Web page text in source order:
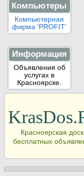
Компьютеры
Компьютерная
фирма 'PROFIT'
Информация
Объявления об
услугах в
Красноярске.
Красноярская
бесплатных